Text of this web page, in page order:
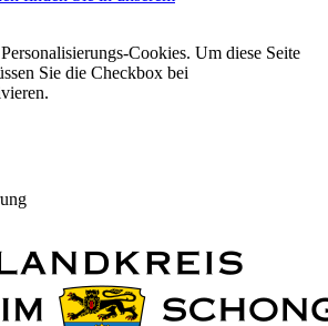
Cookies. Um diese Seite
Sie die Checkbox bei